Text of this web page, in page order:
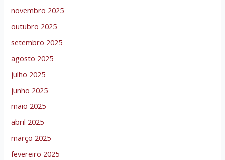
novembro 2025
outubro 2025
setembro 2025
agosto 2025
julho 2025
junho 2025
maio 2025
abril 2025
março 2025
fevereiro 2025